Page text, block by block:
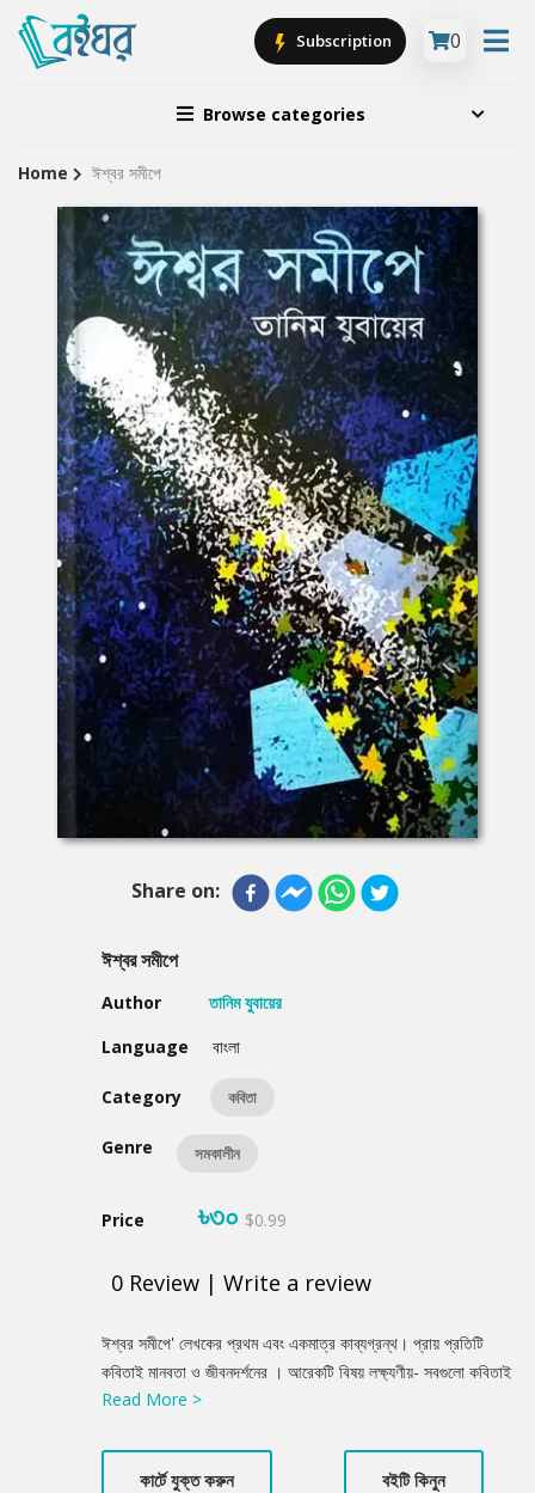
Browse categories
Subscription 0
Site
Breadcrumb
Home ঈশ্বর সমীপে
Share on:
ঈশ্বর সমীপে
Author
তানিম যুবায়ের
Language
বাংলা
Category কবিতা
Genre সমকালীন
Price ৳৩০ $0.99
0 Review | Write a review
Product
Summery
ঈশ্বর সমীপে' লেখকের প্রথম এবং একমাত্র কাব্যগ্রন্থ। প্রায় প্রতিটি
কবিতাই মানবতা ও জীবনদর্শনের । আরেকটি বিষয় লক্ষ্যণীয়- সবগুলো কবিতাই
ছন্দে রচিত। সেসব কবিতায় গভীর জীবনবোধের ছোঁয়া আছে। যা মানুষের
Read More >
কার্টে যুক্ত করুন বইটি কিনুন